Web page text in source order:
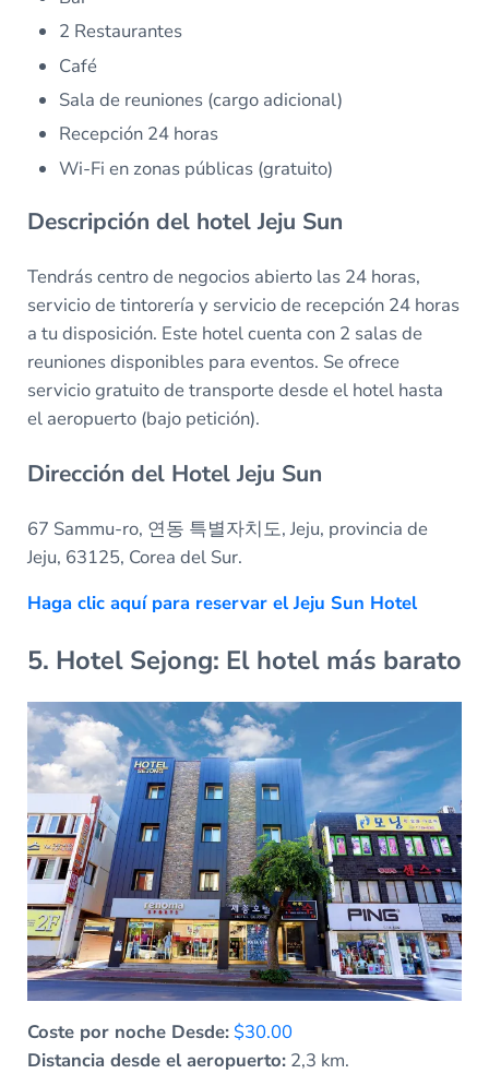
2 Restaurantes
Café
Sala de reuniones (cargo adicional)
Recepción 24 horas
Wi-Fi en zonas públicas (gratuito)
Descripción del hotel Jeju Sun
Tendrás centro de negocios abierto las 24 horas,
servicio de tintorería y servicio de recepción 24 horas
a tu disposición. Este hotel cuenta con 2 salas de
reuniones disponibles para eventos. Se ofrece
servicio gratuito de transporte desde el hotel hasta
el aeropuerto (bajo petición).
Dirección del Hotel Jeju Sun
67 Sammu-ro, 연동 특별자치도, Jeju, provincia de
Jeju, 63125, Corea del Sur.
Haga clic aquí para reservar el Jeju Sun Hotel
5. Hotel Sejong: El hotel más barato
Coste por noche Desde: $30.00
Distancia desde el aeropuerto:2,3 km.